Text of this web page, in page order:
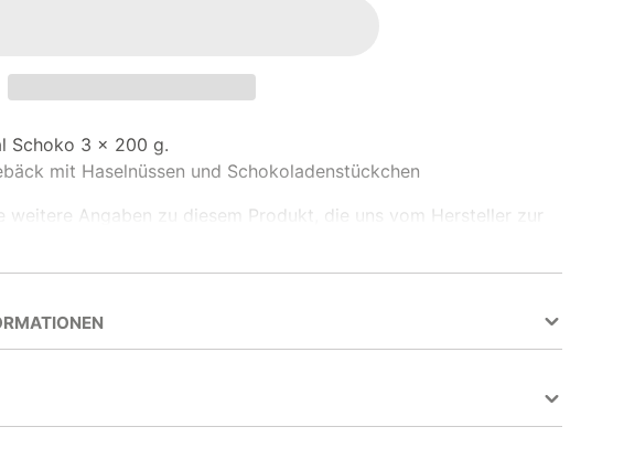
Schoko 3 x 200 g.
mit Haselnüssen und Schokoladenstückchen
weitere Angaben zu diesem Produkt, die uns vom Hersteller zur
werden.
(18%)